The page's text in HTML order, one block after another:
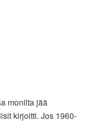
monilta jää
kirjoitti. Jos 1960-